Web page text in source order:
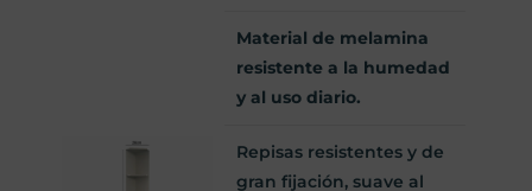
Material de melamina
resistente a la humedad
y al uso diario.
Repisas resistentes y de
gran fijación, suave al